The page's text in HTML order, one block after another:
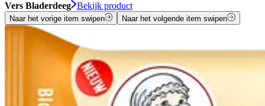
Vers Bladerdeeg Bekijk product
Naar het vorige item swipen Naar het volgende item swipen